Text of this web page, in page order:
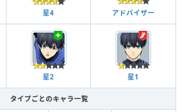
星4 アドバイザー
星2 星1
タイプごとのキャラ一覧